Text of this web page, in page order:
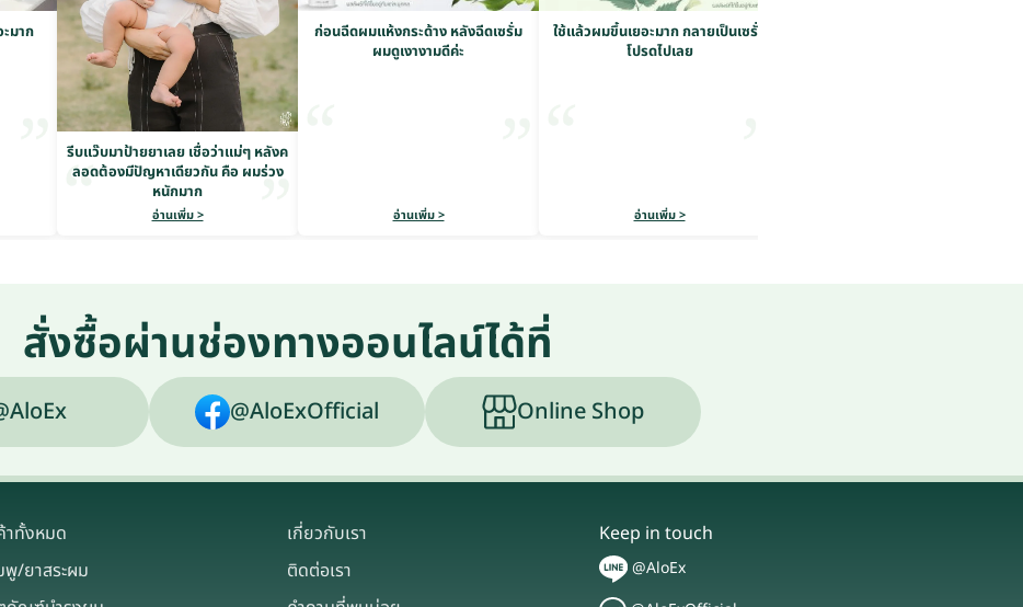
มาก
รีบแว๊บมาป้ายยาเลย เชื่อว่าแม่ๆ หลังค
ลอดต้องมีปัญหาเดียวกัน คือ ผมร่วง
หนักมาก
อ่านเพิ่ม >
ก่อนฉีดผมแห้งกระด้าง หลังฉีดเซรั่ม
ผมดูเงางามดีค่ะ
อ่านเพิ่ม >
ใช้แล้วผมขึ้นเยอะมาก กลายเป็นเซรั่ม
โปรดไปเลย
อ่านเพิ่ม >
สั่งซื้อผ่านช่องทางออนไลน์ได้ที่
@AloExOfficial Online Shop
าทั้งหมด
พู/ยาสระผม
เกี่ยวกับเรา
ติดต่อเรา
Keep in touch
@AloEx